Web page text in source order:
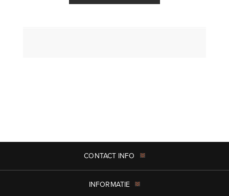
CONTACT INFO
INFORMATIE